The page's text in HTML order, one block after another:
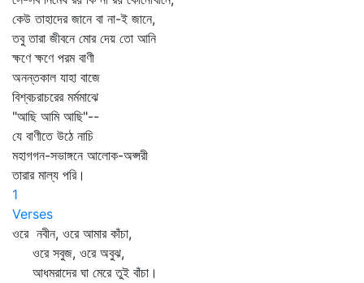
কেউ তাহাদের জানে বা না-ই জানে,
তবু তারা জীবনে মোর দেয় তো আনি
ক্ষণে ক্ষণে পরম বাণী
অনন্তকাল যাহা বাজে
বিশ্বচরাচরের মর্মমাঝে
"আছি আমি আছি"--
যে বাণীতে উঠে নাচি
মহাগগন-সভাঙ্গনে আলোক-অপ্সরী
তারার মাল্য পরি।
1
Verses
ওরে নবীন, ওরে আমার কাঁচা,
ওরে সবুজ, ওরে অবুঝ,
আধমরাদের ঘা মেরে তুই বাঁচা।